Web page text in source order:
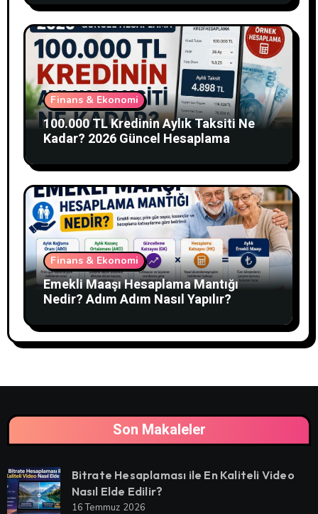
Finans & Ekonomi
100.000 TL Kredinin Aylık Taksiti Ne
Kadar? 2026 Güncel Hesaplama
Finans & Ekonomi
Emekli Maaşı Hesaplama Mantığı
Nedir? Adım Adım Nasıl Yapılır?
Son Makaleler
Bitrate Hesaplaması ile En Kaliteli Video
Nasıl Elde Edilir?
16 Temmuz 2026